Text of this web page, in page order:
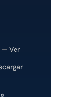
— Ver